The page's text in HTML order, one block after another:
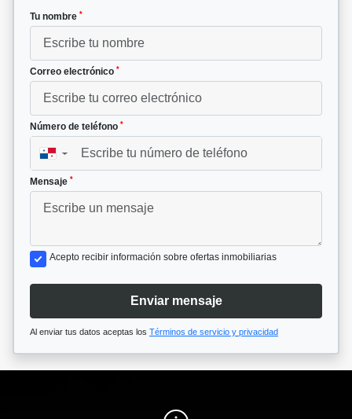
Tu nombre *
Correo electrónico *
Número de teléfono *
▼
Mensaje *
Acepto recibir información sobre ofertas inmobiliarias
Enviar mensaje
Al enviar tus datos aceptas los Términos de servicio y privacidad